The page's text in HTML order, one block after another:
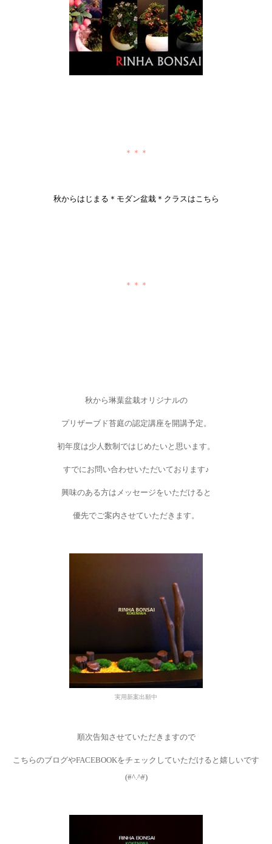
＊＊＊
秋からはじまる＊モダン盆栽＊クラスはこちら
＊＊＊
秋から琳葉盆栽オリジナルの
プリザーブド苔庭の認定講座を開講予定。
初年度は少人数制ではじめたいと思います。
すでにお問い合わせいただいております♪
興味のある方はメッセージをいただけると
優先でご案内させていただきます。
実用新案出願中
順次告知させていただきますので
こちらのブログやFACEBOOKをチェックしていただけると嬉しいです
(#^.^#)